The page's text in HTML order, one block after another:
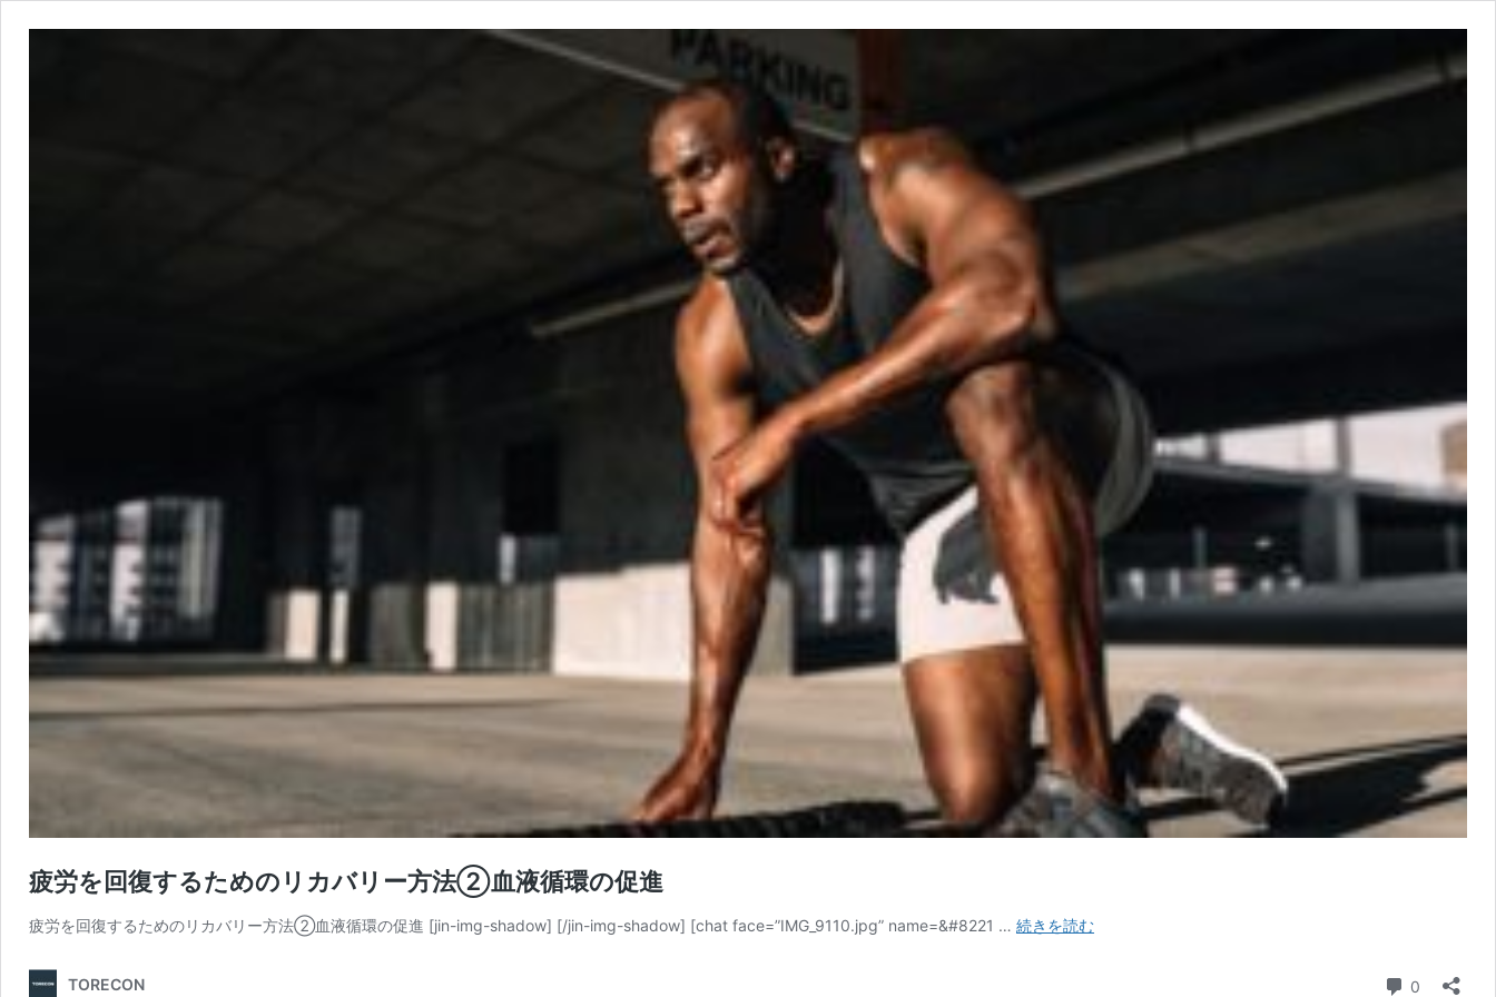
疲労を回復するためのリカバリー方法②血液循環の促進
疲労を回復するためのリカバリー方法②血液循環の促進 [jin-img-shadow] [/jin-img-shadow] [chat face=”IMG_9110.jpg” name=&#8221 … 続きを読む疲
TORECON 0 コメント